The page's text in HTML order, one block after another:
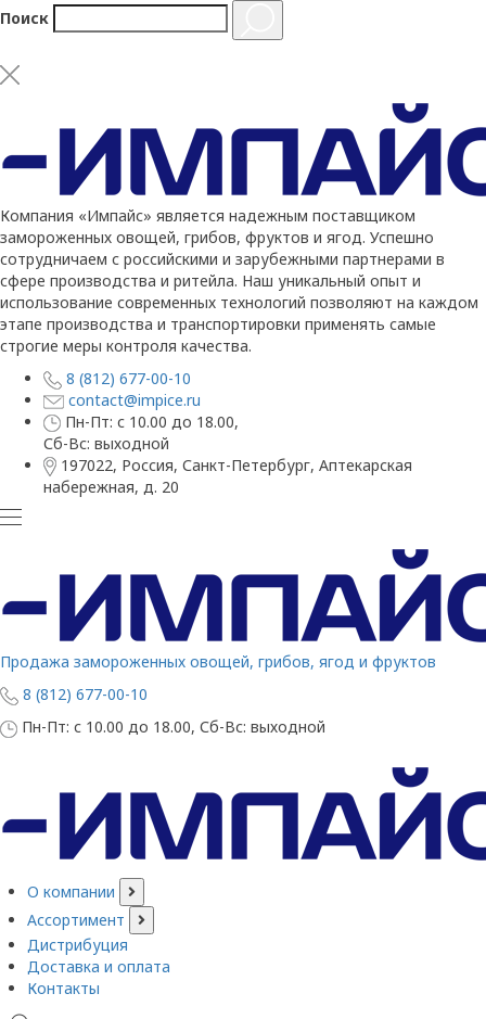
Поиск
Компания «Импайс» является надежным поставщиком
замороженных овощей, грибов, фруктов и ягод. Успешно
сотрудничаем с российскими и зарубежными партнерами в
сфере производства и ритейла. Наш уникальный опыт и
использование современных технологий позволяют на каждом
этапе производства и транспортировки применять самые
строгие меры контроля качества.
8 (812) 677-00-10
contact@impice.ru
Пн-Пт: с 10.00 до 18.00,
Сб-Вс: выходной
197022, Россия, Санкт-Петербург, Аптекарская
набережная, д. 20
Продажа замороженных овощей, грибов, ягод и фруктов
8 (812) 677-00-10
Пн-Пт: с 10.00 до 18.00, Сб-Вс: выходной
О компании
Ассортимент
Дистрибуция
Доставка и оплата
Контакты